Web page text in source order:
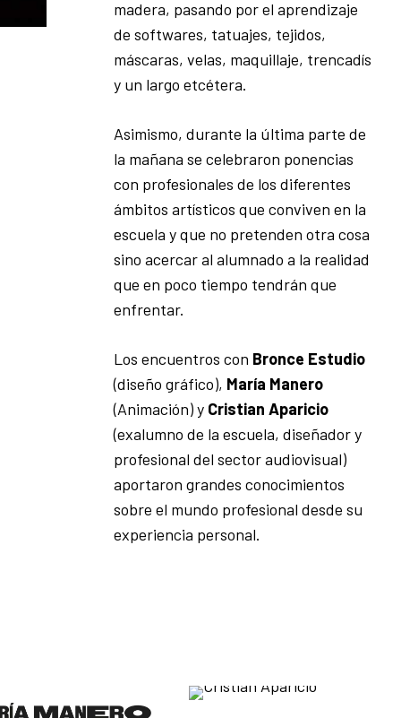
madera, pasando por el aprendizaje
de softwares, tatuajes, tejidos,
máscaras, velas, maquillaje, trencadís
y un largo etcétera.
Asimismo, durante la última parte de
la mañana se celebraron ponencias
con profesionales de los diferentes
ámbitos artísticos que conviven en la
escuela y que no pretenden otra cosa
sino acercar al alumnado a la realidad
que en poco tiempo tendrán que
enfrentar.
Los encuentros con Bronce Estudio
(diseño gráfico), María Manero
(Animación) y Cristian Aparicio
(exalumno de la escuela, diseñador y
profesional del sector audiovisual)
aportaron grandes conocimientos
sobre el mundo profesional desde su
experiencia personal.